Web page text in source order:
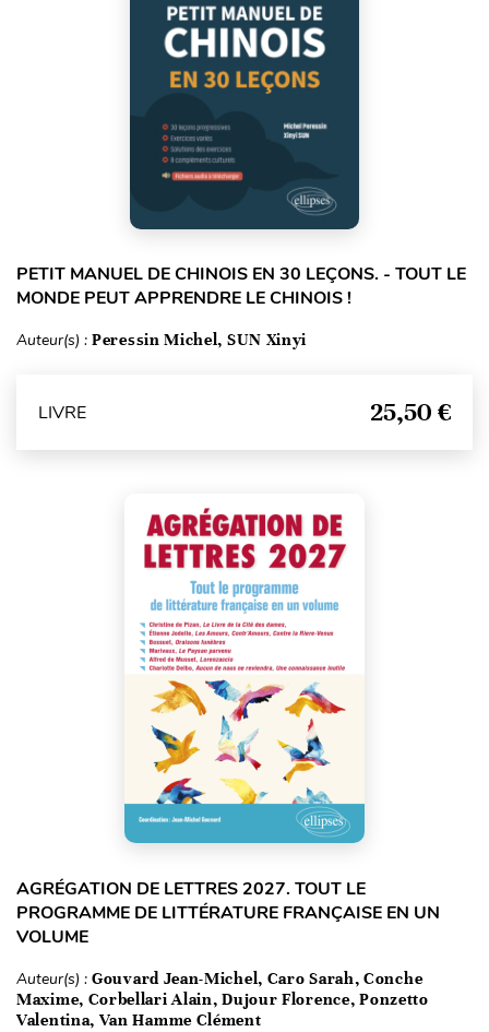
PETIT MANUEL DE CHINOIS EN 30 LEÇONS. - TOUT LE
MONDE PEUT APPRENDRE LE CHINOIS !
Auteur(s) : Peressin Michel, SUN Xinyi
LIVRE 25,50 €
AGRÉGATION DE LETTRES 2027. TOUT LE
PROGRAMME DE LITTÉRATURE FRANÇAISE EN UN
VOLUME
Auteur(s) : Gouvard Jean-Michel, Caro Sarah, Conche
Maxime, Corbellari Alain, Dujour Florence, Ponzetto
Valentina, Van Hamme Clément